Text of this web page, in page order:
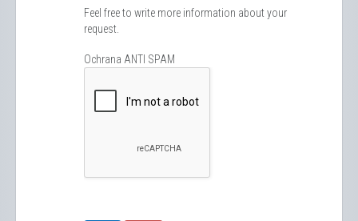
Feel free to write more information about your
request.
Ochrana ANTI SPAM